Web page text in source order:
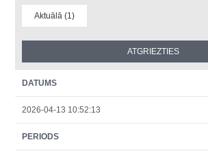
Aktuālā (1)
DATUMS
2026-04-13 10:52:13
PERIODS